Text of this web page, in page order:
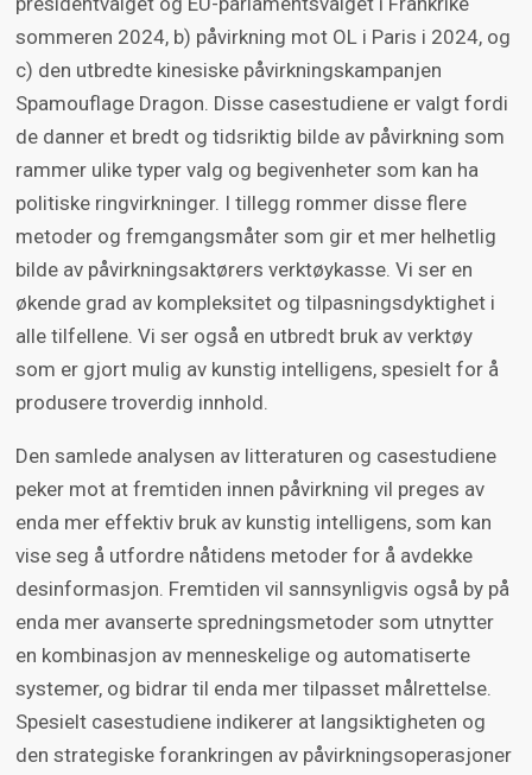
sommeren 2024, b) påvirkning mot OL i Paris i 2024, og
c) den utbredte kinesiske påvirkningskampanjen
Spamouflage Dragon. Disse casestudiene er valgt fordi
de danner et bredt og tidsriktig bilde av påvirkning som
rammer ulike typer valg og begivenheter som kan ha
politiske ringvirkninger. I tillegg rommer disse flere
metoder og fremgangsmåter som gir et mer helhetlig
bilde av påvirkningsaktørers verktøykasse. Vi ser en
økende grad av kompleksitet og tilpasningsdyktighet i
alle tilfellene. Vi ser også en utbredt bruk av verktøy
som er gjort mulig av kunstig intelligens, spesielt for å
produsere troverdig innhold.
Den samlede analysen av litteraturen og casestudiene
peker mot at fremtiden innen påvirkning vil preges av
enda mer effektiv bruk av kunstig intelligens, som kan
vise seg å utfordre nåtidens metoder for å avdekke
desinformasjon. Fremtiden vil sannsynligvis også by på
enda mer avanserte spredningsmetoder som utnytter
en kombinasjon av menneskelige og automatiserte
systemer, og bidrar til enda mer tilpasset målrettelse.
Spesielt casestudiene indikerer at langsiktigheten og
den strategiske forankringen av påvirkningsoperasjoner